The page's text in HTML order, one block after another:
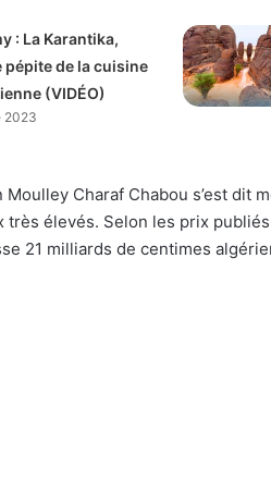
: La Karantika,
de la cuisine
(VIDÉO)
2023
Charaf Chabou s’est dit
élevés. Selon les prix
21 milliards de centimes